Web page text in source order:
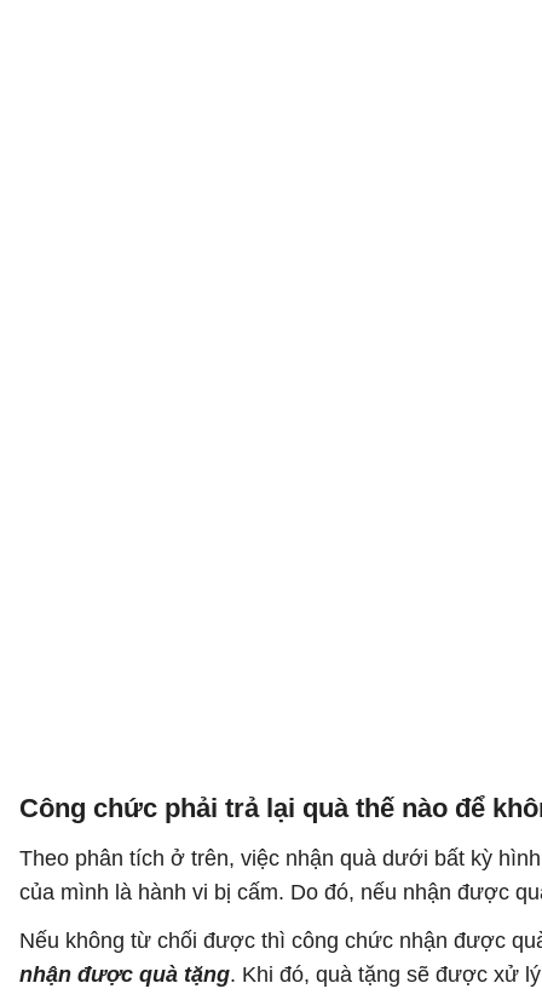
Công chức phải trả lại quà thế nào để
Theo phân tích ở trên, việc nhận quà dưới bất kỳ
của mình là hành vi bị cấm. Do đó, nếu nhận được
Nếu không từ chối được thì công chức nhận được
nhận được quà tặng. Khi đó, quà tặng sẽ được xử